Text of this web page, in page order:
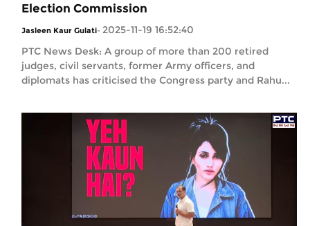
Election Commission
Jasleen Kaur Gulati- 2025-11-19 16:52:40
PTC News Desk: A group of more than 200 retired
judges, civil servants, former Army officers, and
diplomats has criticised the Congress party and Rahu...